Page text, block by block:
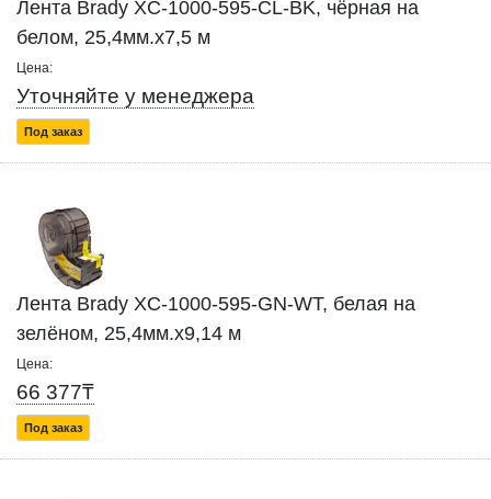
Лента Brady XC-1000-595-CL-BK, чёрная на
белом, 25,4мм.х7,5 м
Цена:
Уточняйте у менеджера
Под заказ
Лента Brady XC-1000-595-GN-WT, белая на
зелёном, 25,4мм.х9,14 м
Цена:
66 377₸
Под заказ